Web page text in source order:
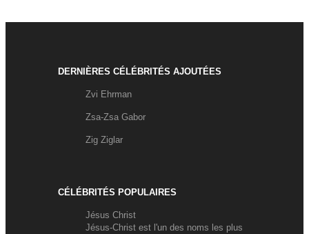
DERNIÈRES CÉLÉBRITÉS AJOUTÉES
Zvi Ehrman
Zsa-Zsa Gabor
Zig Ziglar
CÉLÉBRITÉS POPULAIRES
Jésus Christ
Jésus-Christ est l'un des noms les plus